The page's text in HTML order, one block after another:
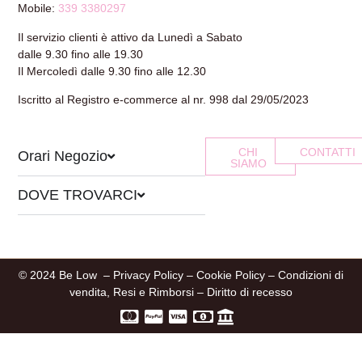
Mobile: 339 3380297
Il servizio clienti è attivo da Lunedì a Sabato
dalle 9.30 fino alle 19.30
Il Mercoledì dalle 9.30 fino alle 12.30
Iscritto al Registro e-commerce al nr. 998 dal 29/05/2023
Orari Negozio
DOVE TROVARCI
CHI
SIAMO
CONTATTI
© 2024 Be Low – Privacy Policy – Cookie Policy – Condizioni di
vendita, Resi e Rimborsi – Diritto di recesso